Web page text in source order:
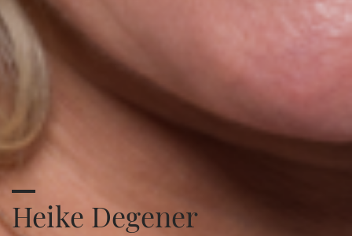
Heike Degener